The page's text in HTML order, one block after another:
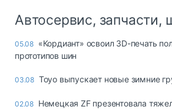
Автосервис, запчасти,
05.08 «Кордиант» освоил 3D-печать
прототипов шин
03.08 Toyo выпускает новые зимние
02.08 Немецкая ZF презентовала